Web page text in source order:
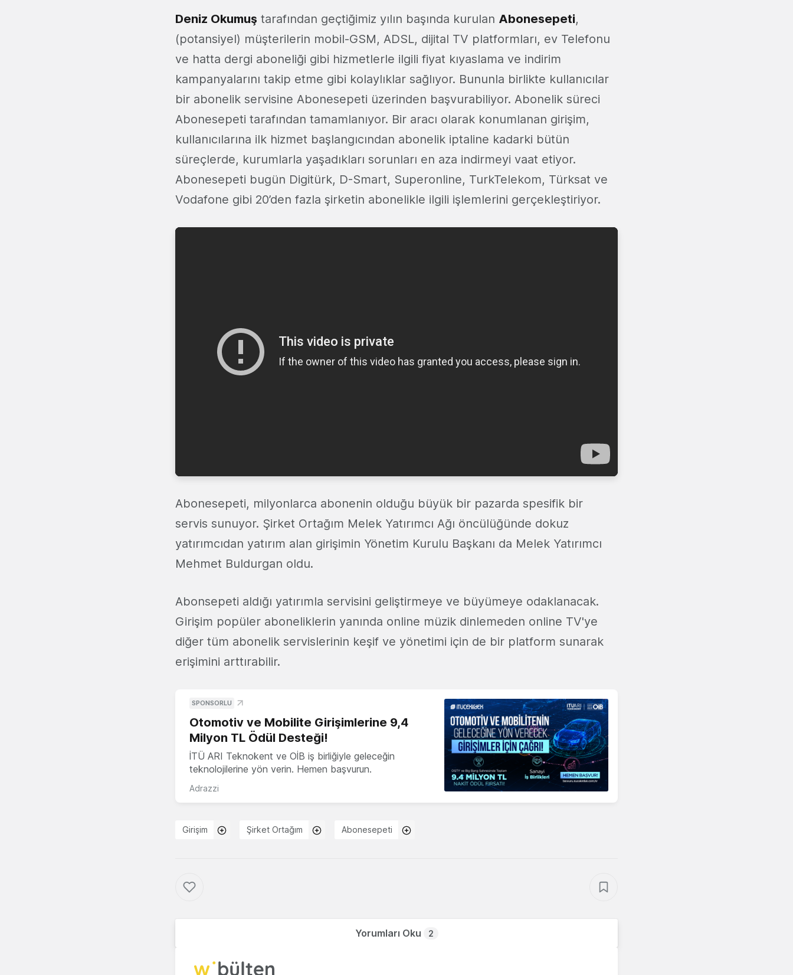
Deniz Okumuş tarafından geçtiğimiz yılın başında kurulan Abonesepeti,
(potansiyel) müşterilerin mobil-GSM, ADSL, dijital TV platformları, ev Telefonu
ve hatta dergi aboneliği gibi hizmetlerle ilgili fiyat kıyaslama ve indirim
kampanyalarını takip etme gibi kolaylıklar sağlıyor. Bununla birlikte kullanıcılar
bir abonelik servisine Abonesepeti üzerinden başvurabiliyor. Abonelik süreci
Abonesepeti tarafından tamamlanıyor. Bir aracı olarak konumlanan girişim,
kullanıcılarına ilk hizmet başlangıcından abonelik iptaline kadarki bütün
süreçlerde, kurumlarla yaşadıkları sorunları en aza indirmeyi vaat etiyor.
Abonesepeti bugün Digitürk, D-Smart, Superonline, TurkTelekom, Türksat ve
Vodafone gibi 20’den fazla şirketin abonelikle ilgili işlemlerini gerçekleştiriyor.
Abonesepeti, milyonlarca abonenin olduğu büyük bir pazarda spesifik bir
servis sunuyor. Şirket Ortağım Melek Yatırımcı Ağı öncülüğünde dokuz
yatırımcıdan yatırım alan girişimin Yönetim Kurulu Başkanı da Melek Yatırımcı
Mehmet Buldurgan oldu.
Abonsepeti aldığı yatırımla servisini geliştirmeye ve büyümeye odaklanacak.
Girişim popüler aboneliklerin yanında online müzik dinlemeden online TV'ye
diğer tüm abonelik servislerinin keşif ve yönetimi için de bir platform sunarak
erişimini arttırabilir.
SPONSORLU
Otomotiv ve Mobilite Girişimlerine 9,4
Milyon TL Ödül Desteği!
İTÜ ARI Teknokent ve OİB iş birliğiyle geleceğin
teknolojilerine yön verin. Hemen başvurun.
Adrazzi
Girişim Şirket Ortağım Abonesepeti
Yorumları Oku 2